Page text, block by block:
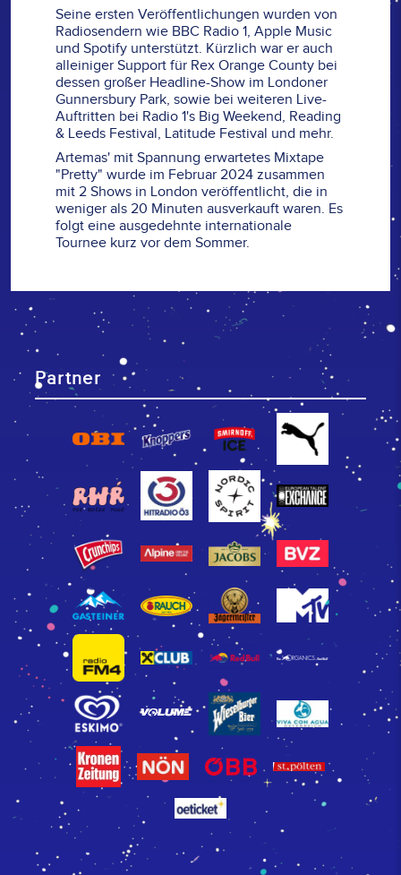
Seine ersten Veröffentlichungen wurden von
Radiosendern wie BBC Radio 1, Apple Music
und Spotify unterstützt. Kürzlich war er auch
alleiniger Support für Rex Orange County bei
dessen großer Headline-Show im Londoner
Gunnersbury Park, sowie bei weiteren Live-
Auftritten bei Radio 1's Big Weekend, Reading
& Leeds Festival, Latitude Festival und mehr.
Artemas' mit Spannung erwartetes Mixtape
"Pretty" wurde im Februar 2024 zusammen
mit 2 Shows in London veröffentlicht, die in
weniger als 20 Minuten ausverkauft waren. Es
folgt eine ausgedehnte internationale
Tournee kurz vor dem Sommer.
Partner